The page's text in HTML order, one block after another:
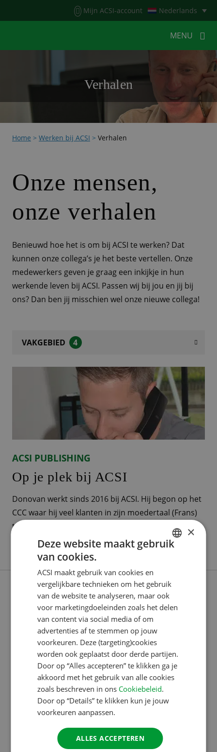
Mijn ACSI-account Nederlands
MENU
HOME
VOOR KAMPEERDERS
VOOR CAMPINGSKAMPEERNIEUWS
Verhalen
Home > Werken bij ACSI > Verhalen
Onze mensen,
onze verhalen
Benieuwd hoe het is om bij ACSI te werken? Dat
kunnen onze collega’s je het beste vertellen. Onze
medewerkers geven je graag een inkijkje in hun
werkende leven bij ACSI. Passen wij bij jou en jij bij
ons? Dan ben jij misschien wel onze nieuwe collega!
VAKGEBIED 4
ACSI PUBLISHING
Op je plek bij ACSI
Donovan werkt sinds 2016 bij ACSI. Hij begon op het
CCC waar hij veel klanten in zijn moedertaal (Frans)
te woord heeft gestaan. Later heeft hij de overstap
gemaakt naar Sales. Op dit moment is Donovan als
Head of Sales Frankrijk verantwoordelijk voor de
contracten met de campings in Frankrijk én is hij
teamleider van
Lees verder
ACSI PUBLISHING
Campings vooruit helpen met
deskundig advies
Marc en zijn echtgenote gaan sinds 2013 samen op
pad als campinginspecteur. Al zeven jaar reizen ze
FRENCH
GERMAN
SPANISH
SWEDISH
×
Deze website maakt gebruik
van cookies.
ACSI maakt gebruik van cookies en
vergelijkbare technieken om het gebruik
van de website te analyseren, maar ook
voor marketingdoeleinden zoals het delen
van content via social media of om
advertenties af te stemmen op jouw
voorkeuren. Deze (targeting)cookies
worden ook geplaatst door derde partijen.
Door op “Alles accepteren” te klikken ga je
akkoord met het gebruik van alle cookies
zoals beschreven in ons Cookiebeleid.
Door op “Details” te klikken kun je jouw
voorkeuren aanpassen.
ALLES ACCEPTEREN